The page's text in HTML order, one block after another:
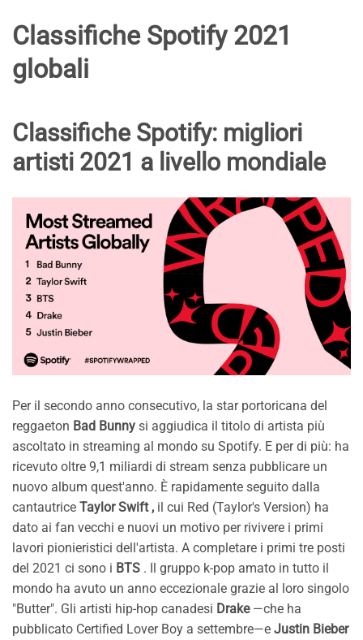
Classifiche Spotify 2021
globali
Classifiche Spotify: migliori
artisti 2021 a livello mondiale
Per il secondo anno consecutivo, la star portoricana del
reggaeton Bad Bunny si aggiudica il titolo di artista più
ascoltato in streaming al mondo su Spotify. E per di più: ha
ricevuto oltre 9,1 miliardi di stream senza pubblicare un
nuovo album quest'anno. È rapidamente seguito dalla
cantautrice Taylor Swift , il cui Red (Taylor's Version) ha
dato ai fan vecchi e nuovi un motivo per rivivere i primi
lavori pionieristici dell'artista. A completare i primi tre posti
del 2021 ci sono i BTS . Il gruppo k-pop amato in tutto il
mondo ha avuto un anno eccezionale grazie al loro singolo
"Butter". Gli artisti hip-hop canadesi Drake—che ha
pubblicato Certified Lover Boy a settembre—e Justin Bieber